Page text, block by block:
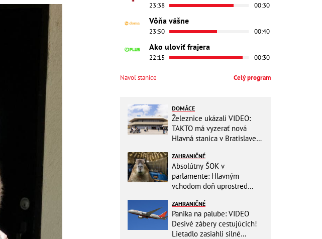
23:38 00:30
Vôňa vášne
23:50 00:40
Ako uloviť frajera
22:15 00:30
Navoľ stanice Celý program
DOMÁCE
Železnice ukázali VIDEO:
TAKTO má vyzerať nová
Hlavná stanica v Bratislave!
toalety
ZAHRANIČNÉ
Absolútny ŠOK v
parlamente: Hlavným
vchodom doň uprostred
KAPYBARY, kde sa tam
nabrali?
ZAHRANIČNÉ
Panika na palube: VIDEO
Desivé zábery cestujúcich!
Lietadlo zasiahli silné